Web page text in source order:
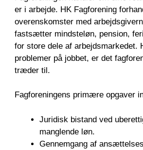
er i arbejde. HK Fagforening
overenskomster med
fastsætter mindsteløn, pension,
for store dele af arbejdsmarkedet.
problemer på jobbet, er det
træder til.
Fagforeningens primære opgaver
Juridisk bistand ved
manglende løn.
Gennemgang af